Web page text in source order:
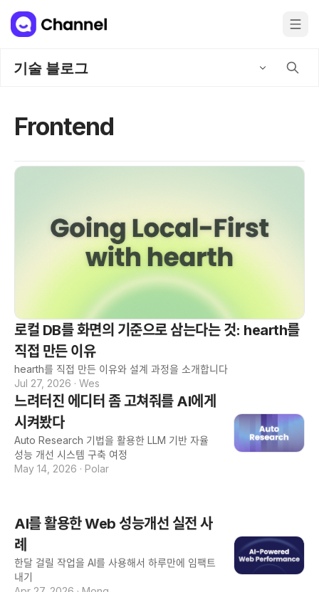
기술 블로그
Frontend
로컬 DB를 화면의 기준으로 삼는다는 것: hearth를
직접 만든 이유
hearth를 직접 만든 이유와 설계 과정을 소개합니다
Jul 27, 2026 · Wes
느려터진 에디터 좀 고쳐줘를 AI에게
시켜봤다
Auto Research 기법을 활용한 LLM 기반 자율
성능 개선 시스템 구축 여정
May 14, 2026 · Polar
AI를 활용한 Web 성능개선 실전 사
례
한달 걸릴 작업을 AI를 사용해서 하루만에 임팩트
내기